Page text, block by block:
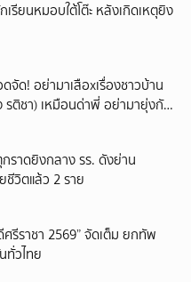
เรียนหมอบใต้โต๊ะ หลังเกิดเหตุยิง
จัด! อย่ามาเสือxเรื่องชาวบ้าน
รติชา) เหมือนด่าพี่ อย่ามายุ่งกับ
ราดยิงกลาง รร. ดังย่าน
วิตแล้ว 2 ราย
ศรีราชา 2569” จัดเต็ม ยกทัพ
ทั่วไทย